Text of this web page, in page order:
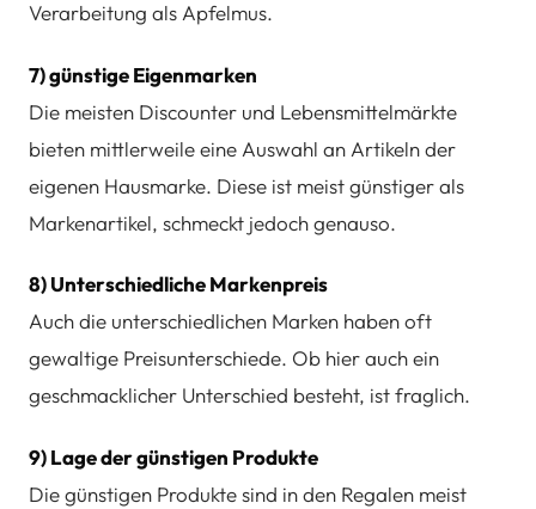
Verarbeitung als Apfelmus.
7) günstige Eigenmarken
Die meisten Discounter und Lebensmittelmärkte
bieten mittlerweile eine Auswahl an Artikeln der
eigenen Hausmarke. Diese ist meist günstiger als
Markenartikel, schmeckt jedoch genauso.
8) Unterschiedliche Markenpreis
Auch die unterschiedlichen Marken haben oft
gewaltige Preisunterschiede. Ob hier auch ein
geschmacklicher Unterschied besteht, ist fraglich.
9) Lage der günstigen Produkte
Die günstigen Produkte sind in den Regalen meist